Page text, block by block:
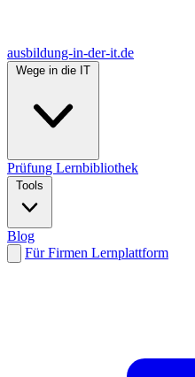
ausbildung-in-der-it.de
Prüfung Lernbibliothek
Blog
Für Firmen Lernplattform